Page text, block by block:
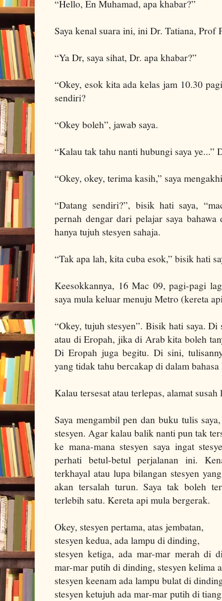
“Hello, En Muhamad, apa khabar?”
Saya kenal suara ini, ini Dr. Tatiana, Prof
“Ya Dr, saya sihat, Dr. apa khabar?”
“Okey, esok kita ada kelas jam 10.30
sendiri?
“Okey boleh”, jawab saya.
“Kalau tak tahu nanti hubungi saya ye...”
“Okey, okey, terima kasih,” saya
“Datang sendiri?”, bisik hati saya,
pernah dengar dari pelajar saya
hanya tujuh stesyen sahaja.
“Tak apa lah, kita cuba esok,” bisik hati
Keesokkannya, 16 Mac 09, pagi-pagi
saya mula keluar menuju Metro (kereta
“Okey, tujuh stesyen”. Bisik hati saya.
atau di Eropah, jika di Arab kita boleh
Di Eropah juga begitu. Di sini,
yang tidak tahu bercakap di dalam
Kalau tersesat atau terlepas, alamat susah
Saya mengambil pen dan buku tulis
stesyen. Agar kalau balik nanti pun tak
ke mana-mana stesyen saya ingat
perhati betul-betul perjalanan ini.
terkhayal atau lupa bilangan stesyen
akan tersalah turun. Saya tak boleh
terlebih satu. Kereta api mula bergerak.
Okey, stesyen pertama, atas jembatan,
stesyen kedua, ada lampu di dinding,
stesyen ketiga, ada mar-mar merah di
mar-mar putih di dinding, stesyen kelima
stesyen keenam ada lampu bulat di
stesyen ketujuh ada mar-mar putih di